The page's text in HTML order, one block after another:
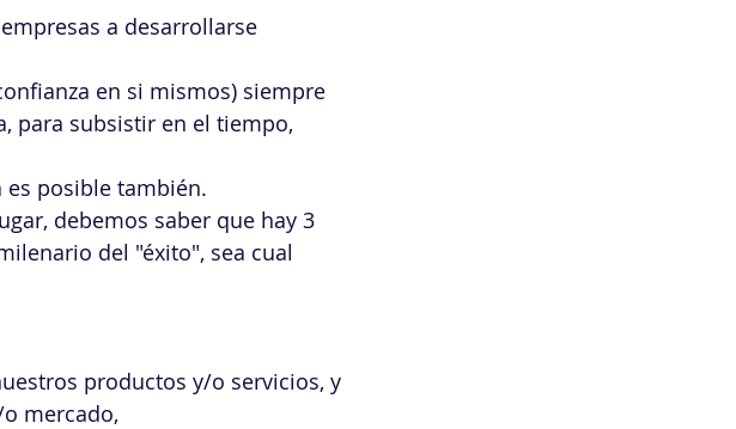
a desarrollarse
en si mismos) siempre
para subsistir en el tiempo,
es posible también.
debemos saber que hay 3
del "éxito", sea cual
productos y/o servicios, y
mercado,